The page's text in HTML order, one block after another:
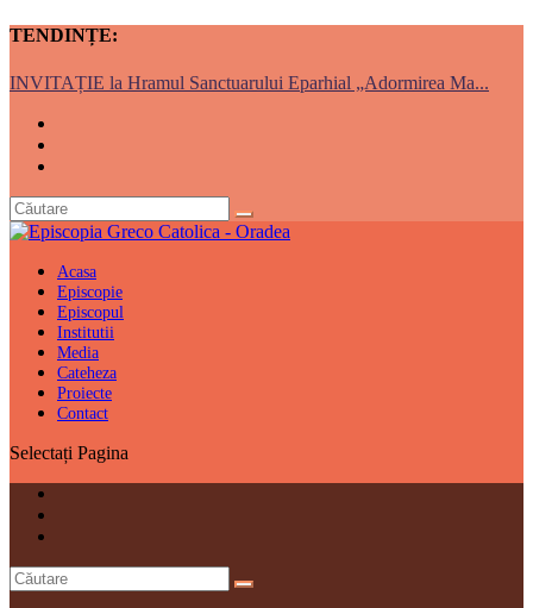
TENDINȚE:
INVITAȚIE la Hramul Sanctuarului Eparhial „Adormirea Ma...
Acasa
Episcopie
Episcopul
Institutii
Media
Cateheza
Proiecte
Contact
Selectați Pagina